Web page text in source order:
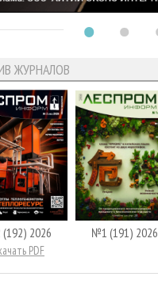
ЖУРНАЛОВ
2026
PDF
№1 (191) 2026